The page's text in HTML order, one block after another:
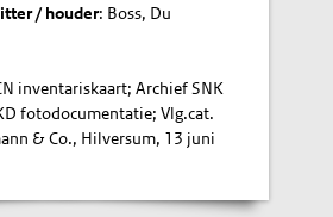
/ houder: Boss, Du
inventariskaart; Archief SNK
fotodocumentatie; Vlg.cat.
& Co., Hilversum, 13 juni